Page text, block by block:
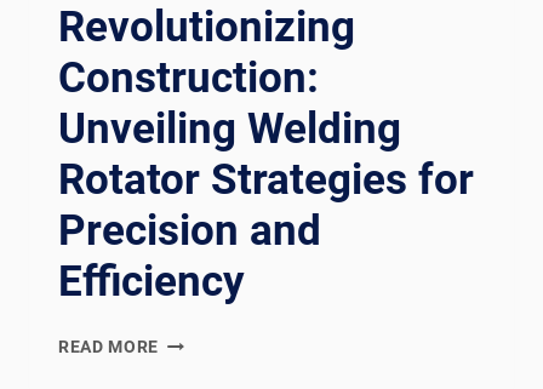
Revolutionizing
Construction:
Unveiling Welding
Rotator Strategies for
Precision and
Efficiency
READ MORE REVOLUTIONIZING